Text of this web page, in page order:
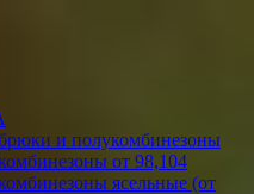
и полукомбинезоны
от 98,104
ясельные (от